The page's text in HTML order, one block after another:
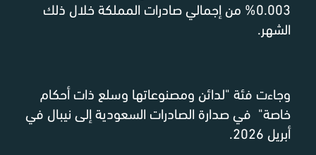
0.003% من إجمالي صادرات المملكة خلال ذلك
الشهر.
وجاءت فئة "لدائن ومصنوعاتها وسلع ذات أحكام
خاصة" في صدارة الصادرات السعودية إلى نيبال في
أبريل 2026.